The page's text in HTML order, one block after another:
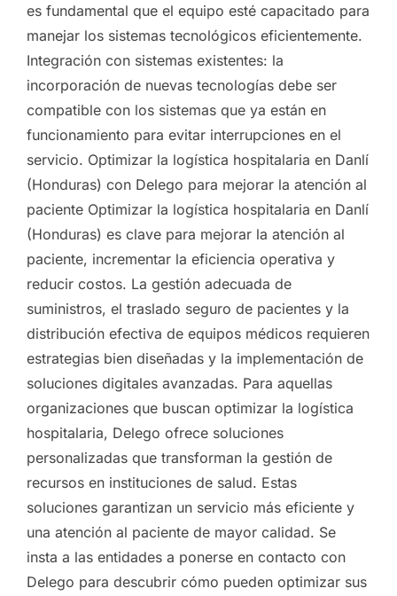
es fundamental que el equipo esté capacitado para
manejar los sistemas tecnológicos eficientemente.
Integración con sistemas existentes: la
incorporación de nuevas tecnologías debe ser
compatible con los sistemas que ya están en
funcionamiento para evitar interrupciones en el
servicio. Optimizar la logística hospitalaria en Danlí
(Honduras) con Delego para mejorar la atención al
paciente Optimizar la logística hospitalaria en Danlí
(Honduras) es clave para mejorar la atención al
paciente, incrementar la eficiencia operativa y
reducir costos. La gestión adecuada de
suministros, el traslado seguro de pacientes y la
distribución efectiva de equipos médicos requieren
estrategias bien diseñadas y la implementación de
soluciones digitales avanzadas. Para aquellas
organizaciones que buscan optimizar la logística
hospitalaria, Delego ofrece soluciones
personalizadas que transforman la gestión de
recursos en instituciones de salud. Estas
soluciones garantizan un servicio más eficiente y
una atención al paciente de mayor calidad. Se
insta a las entidades a ponerse en contacto con
Delego para descubrir cómo pueden optimizar sus